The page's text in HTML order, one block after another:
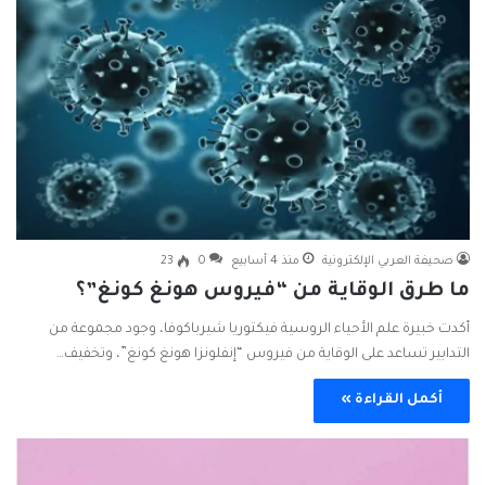
صحيفة العربي الإلكترونية منذ 4 أسابيع 0
23
ما طرق الوقاية من “فيروس هونغ كونغ”؟
أكدت خبيرة علم الأحياء الروسية فيكتوريا شيرباكوفا، وجود مجموعة من
التدابير تساعد على الوقاية من فيروس “إنفلونزا هونغ كونغ”، وتخفيف…
أكمل القراءة »